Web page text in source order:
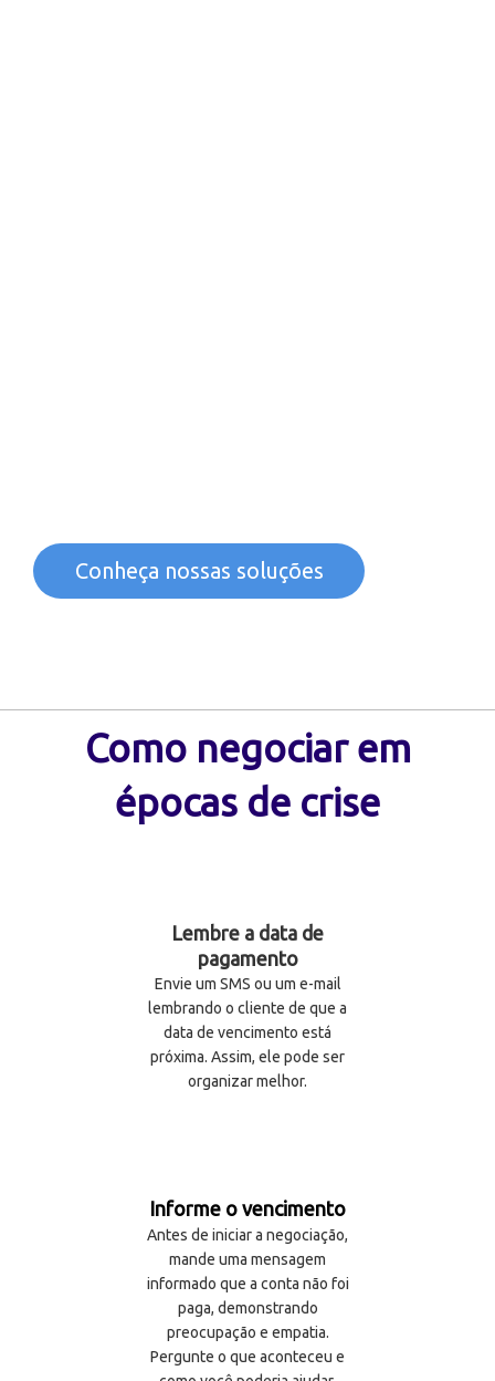
Conheça nossas soluções
Como negociar em
épocas de crise
Lembre a data de
pagamento
Envie um SMS ou um e-mail
lembrando o cliente de que a
data de vencimento está
próxima. Assim, ele pode ser
organizar melhor.
Informe o vencimento
Antes de iniciar a negociação,
mande uma mensagem
informado que a conta não foi
paga, demonstrando
preocupação e empatia.
Pergunte o que aconteceu e